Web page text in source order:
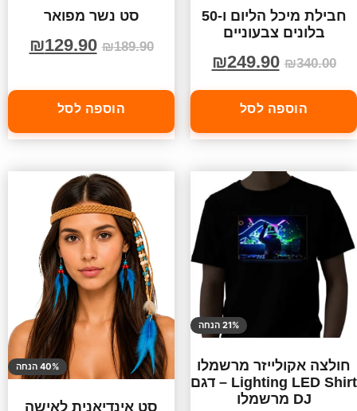
חבילת מיכל הליום ו-50
בלונים צבעוניים
₪340.00
₪249.90
הוספה לסל
סט נשר מפואר
₪189.90
₪129.90
הוספה לסל
21% הנחה
חולצה אקולייזר מרשמלו
Lighting LED Shirt – דגם
DJ מרשמלו
40% הנחה
סט אינדיאנית לאישה